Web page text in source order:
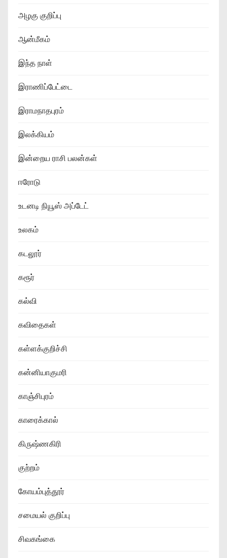
அழகு குறிப்பு
ஆன்மீகம்
இந்த நாள்
இராணிப்பேட்டை
இராமநாதபுரம்
இலக்கியம்
இன்றைய ராசி பலன்கள்
ஈரோடு
உடனடி நியூஸ் அப்டேட்
உலகம்
கடலூர்
கரூர்
கல்வி
கவிதைகள்
கள்ளக்குறிச்சி
கன்னியாகுமரி
காஞ்சிபுரம்
காரைக்கால்
கிருஷ்ணகிரி
குற்றம்
கோயம்புத்தூர்
சமையல் குறிப்பு
சிவகங்கை